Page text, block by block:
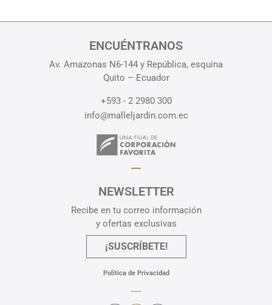
ENCUÉNTRANOS
Av. Amazonas N6-144 y República, esquina
Quito – Ecuador
+593 - 2 2980 300
info@malleljardin.com.ec
NEWSLETTER
Recibe en tu correo información
y ofertas exclusivas
¡SUSCRÍBETE!
Política de Privacidad